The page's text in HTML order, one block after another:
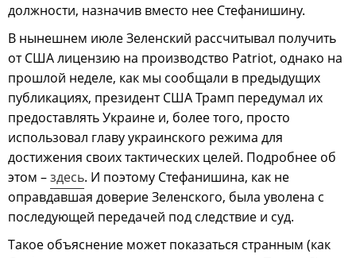
должности, назначив вместо нее Стефанишину.
В нынешнем июле Зеленский рассчитывал получить
от США лицензию на производство Patriot, однако на
прошлой неделе, как мы сообщали в предыдущих
публикациях, президент США Трамп передумал их
предоставлять Украине и, более того, просто
использовал главу украинского режима для
достижения своих тактических целей. Подробнее об
этом –здесь. И поэтому Стефанишина, как не
оправдавшая доверие Зеленского, была уволена с
последующей передачей под следствие и суд.
Такое объяснение может показаться странным (как